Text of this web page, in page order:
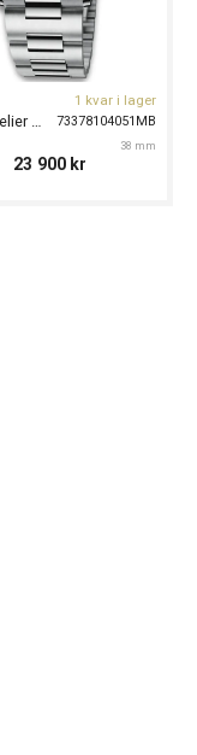
73378104051MB
38 mm
1 kvar i lager
23 900 kr